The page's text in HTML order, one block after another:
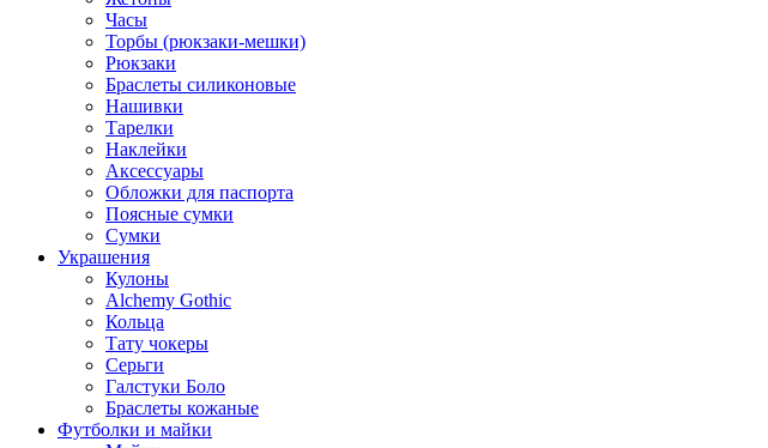
Часы
Торбы (рюкзаки-мешки)
Рюкзаки
Браслеты силиконовые
Нашивки
Тарелки
Наклейки
Аксессуары
Обложки для паспорта
Поясные сумки
Сумки
Украшения
Кулоны
Alchemy Gothic
Кольца
Тату чокеры
Серьги
Галстуки Боло
Браслеты кожаные
Футболки и майки